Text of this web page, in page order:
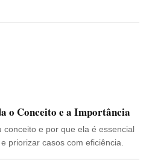
o Conceito e a Importância
conceito e por que ela é essencial
priorizar casos com eficiência.